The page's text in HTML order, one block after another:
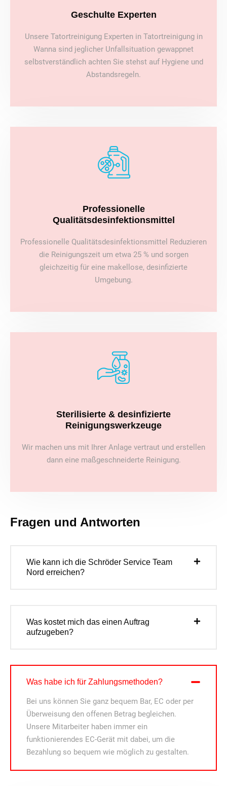
Geschulte Experten
Unsere Tatortreinigung Experten in Tatortreinigung in
Wanna sind jeglicher Unfallsituation gewappnet
selbstverständlich achten Sie stehst auf Hygiene und
Abstandsregeln.
Professionelle
Qualitätsdesinfektionsmittel
Professionelle Qualitätsdesinfektionsmittel Reduzieren
die Reinigungszeit um etwa 25 % und sorgen
gleichzeitig für eine makellose, desinfizierte
Umgebung.
Sterilisierte & desinfizierte
Reinigungswerkzeuge
Wir machen uns mit Ihrer Anlage vertraut und erstellen
dann eine maßgeschneiderte Reinigung.
Fragen und Antworten
Wie kann ich die Schröder Service Team
Nord erreichen?
Was kostet mich das einen Auftrag
aufzugeben?
Was habe ich für Zahlungsmethoden?
Bei uns können Sie ganz bequem Bar, EC oder per
Überweisung den offenen Betrag begleichen.
Unsere Mitarbeiter haben immer ein
funktionierendes EC-Gerät mit dabei, um die
Bezahlung so bequem wie möglich zu gestalten.